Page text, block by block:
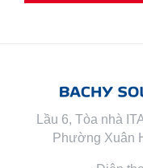
Lầu 6, Tòa nhà
Phường Xuân